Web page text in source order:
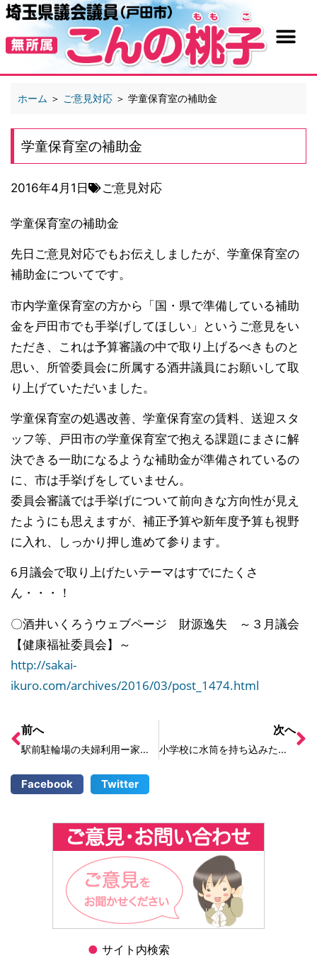
● サイト内検索
ホーム ＞ ご意見対応 ＞ 学童保育室の補助金
学童保育室の補助金
2016年4月1日 ご意見対応
学童保育室の補助金
先日ご意見対応でもお伝えしましたが、学童保育室の
補助金についてです。
市内学童保育室の方から「国・県で準備している補助
金を戸田市でも手挙げしてほしい」というご意見をい
ただき、これは予算審議の中で取り上げるべきものと
思い、所管委員会に所属する酒井議員にお願いして取
り上げていただいました。
学童保育室の処遇改善、学童保育室の賃料、送迎スタ
ッフ等、戸田市の学童保育室で抱える課題にまさに解
決できる一助になるような補助金が準備されているの
に、市は手挙げをしていません。
委員会審議では手挙げについて前向きな方向性が見え
たようにも思えますが、補正予算や新年度予算も視野
に入れ、しっかり押し進めて参ります。
6月議会で取り上げたいテーマはすでにたくさ
ん・・・！
〇酒井いくろうウェブページ 財源逸失 ～３月議会
【健康福祉委員会】～
http://sakai-
ikuro.com/archives/2016/03/post_1474.html
前へ
駅前駐輪場の夫婦利用ー家族間の自転車シェアはできない？part２
次へ
小学校に水筒を持ち込みたいー持久走大会への持ち込み可能に！
Facebook Twitter